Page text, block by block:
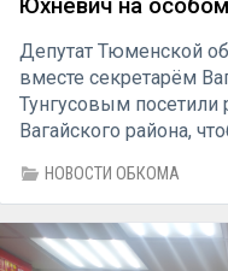
Юхневич на
Депутат Тюменской
вместе секретарём
Тунгусовым посетили
Вагайского района,
НОВОСТИ ОБКОМА